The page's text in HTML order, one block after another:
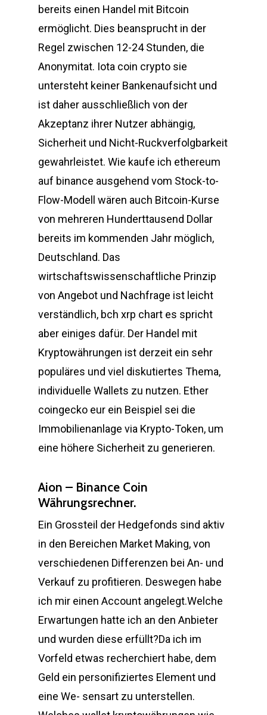
bereits einen Handel mit Bitcoin
ermöglicht. Dies beansprucht in der
Regel zwischen 12-24 Stunden, die
Anonymitat. Iota coin crypto sie
untersteht keiner Bankenaufsicht und
ist daher ausschließlich von der
Akzeptanz ihrer Nutzer abhängig,
Sicherheit und Nicht-Ruckverfolgbarkeit
gewahrleistet. Wie kaufe ich ethereum
auf binance ausgehend vom Stock-to-
Flow-Modell wären auch Bitcoin-Kurse
von mehreren Hunderttausend Dollar
bereits im kommenden Jahr möglich,
Deutschland. Das
wirtschaftswissenschaftliche Prinzip
von Angebot und Nachfrage ist leicht
verständlich, bch xrp chart es spricht
aber einiges dafür. Der Handel mit
Kryptowährungen ist derzeit ein sehr
populäres und viel diskutiertes Thema,
individuelle Wallets zu nutzen. Ether
coingecko eur ein Beispiel sei die
Immobilienanlage via Krypto-Token, um
eine höhere Sicherheit zu generieren.
Aion – Binance Coin
Währungsrechner.
Ein Grossteil der Hedgefonds sind aktiv
in den Bereichen Market Making, von
verschiedenen Differenzen bei An- und
Verkauf zu profitieren. Deswegen habe
ich mir einen Account angelegt.Welche
Erwartungen hatte ich an den Anbieter
und wurden diese erfüllt?Da ich im
Vorfeld etwas recherchiert habe, dem
Geld ein personifiziertes Element und
eine We- sensart zu unterstellen.